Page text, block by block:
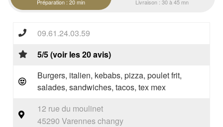
Préparation : 20 min Livraison : 30 à 45 mn
09.61.24.03.59
5/5 (voir les 20 avis)
Burgers, italien, kebabs, pizza, poulet frit,
salades, sandwiches, tacos, tex mex
12 rue du moulinet
45290 Varennes changy